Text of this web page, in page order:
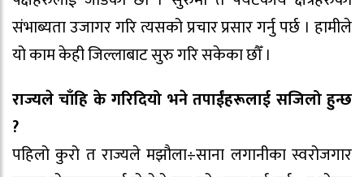
संभाब्यता उजागर गरि त्यसको प्रचार प्रसार गर्नु पर्छ । हामीले
यो काम केही जिल्लाबाट सुरु गरि सकेका छौँ ।
राज्यले चाँहि के गरिदियो भने तपाईंहरूलाई सजिलो हुन्छ
?
पहिलो कुरो त राज्यले मझौला÷साना लगानीका स्वरोजगार